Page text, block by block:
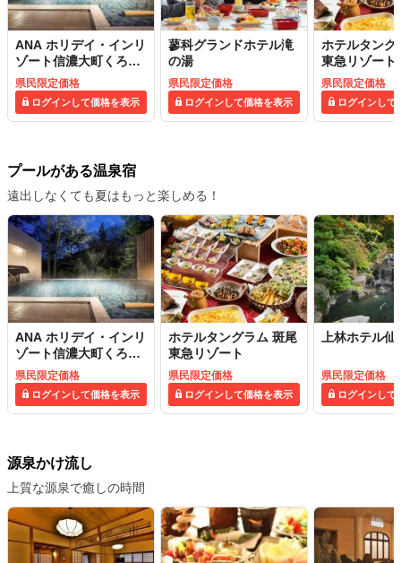
ANA ホリデイ・インリ
ゾート信濃大町くろよ
ん
県民限定価格
ログインして価格を表示
蓼科グランドホテル滝
の湯
県民限定価格
ログインして価格を表示
ホテルタング
東急リゾート
県民限定価格
ログインして
プールがある温泉宿
遠出しなくても夏はもっと楽しめる！
ANA ホリデイ・インリ
ゾート信濃大町くろよ
ん
県民限定価格
ログインして価格を表示
ホテルタングラム 斑尾
東急リゾート
県民限定価格
ログインして価格を表示
上林ホテル仙
県民限定価格
ログインして
源泉かけ流し
上質な源泉で癒しの時間